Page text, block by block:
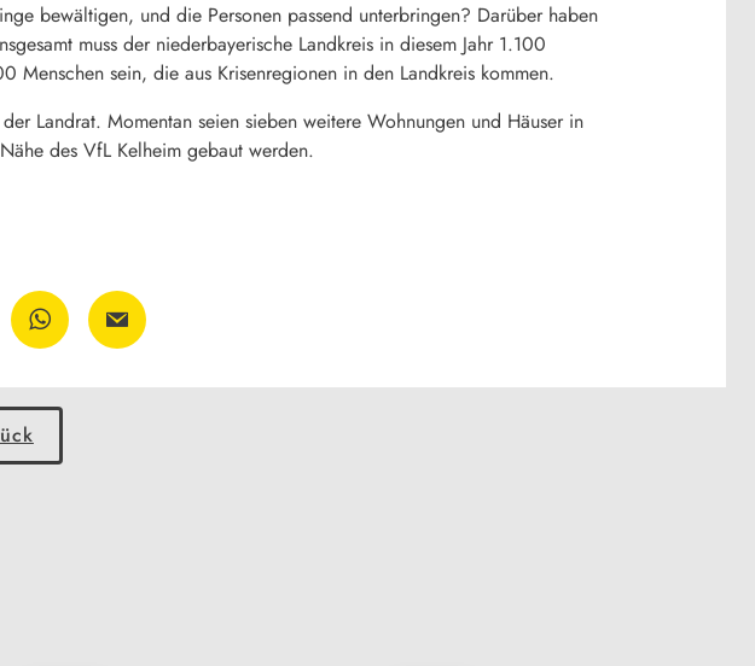
bewältigen, und die Personen passend unterbringen? Darüber haben
muss der niederbayerische Landkreis in diesem Jahr 1.100
Menschen sein, die aus Krisenregionen in den Landkreis kommen.
Landrat. Momentan seien sieben weitere Wohnungen und Häuser in
des VfL Kelheim gebaut werden.